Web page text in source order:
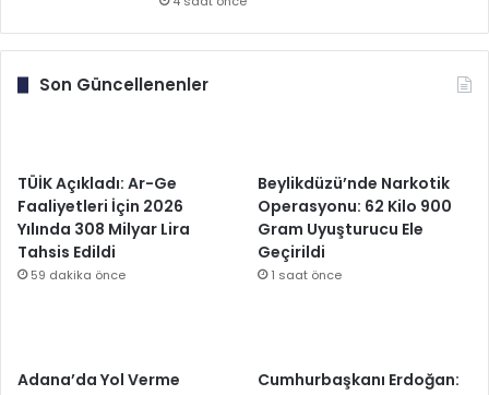
Son Güncellenenler
TÜİK Açıkladı: Ar-Ge
Faaliyetleri İçin 2026
Yılında 308 Milyar Lira
Tahsis Edildi
59 dakika önce
Beylikdüzü’nde Narkotik
Operasyonu: 62 Kilo 900
Gram Uyuşturucu Ele
Geçirildi
1 saat önce
Adana’da Yol Verme
Cumhurbaşkanı Erdoğan: